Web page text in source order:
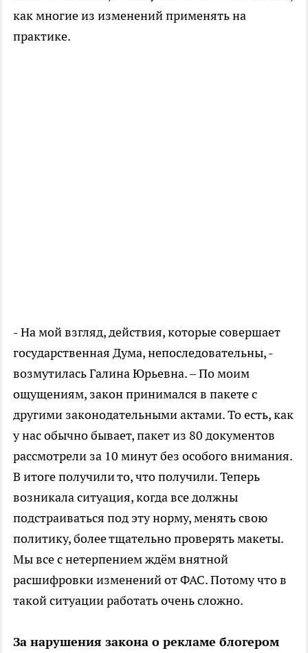
как многие из изменений применять на
практике.
- На мой взгляд, действия, которые совершает
государственная Дума, непоследовательны, -
возмутилась Галина Юрьевна. – По моим
ощущениям, закон принимался в пакете с
другими законодательными актами. То есть, как
у нас обычно бывает, пакет из 80 документов
рассмотрели за 10 минут без особого внимания.
В итоге получили то, что получили. Теперь
возникала ситуация, когда все должны
подстраиваться под эту норму, менять свою
политику, более тщательно проверять макеты.
Мы все с нетерпением ждём внятной
расшифровки изменений от ФАС. Потому что в
такой ситуации работать очень сложно.
За нарушения закона о рекламе блогером